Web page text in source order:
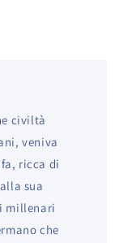
civiltà
veniva
ricca di
sua
millenari
che